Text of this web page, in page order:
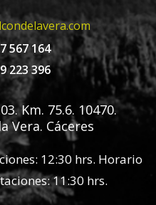
567 164
223 396
Km. 75.6. 10470.
Vera. Cáceres
12:30 hrs. Horario
11:30 hrs.